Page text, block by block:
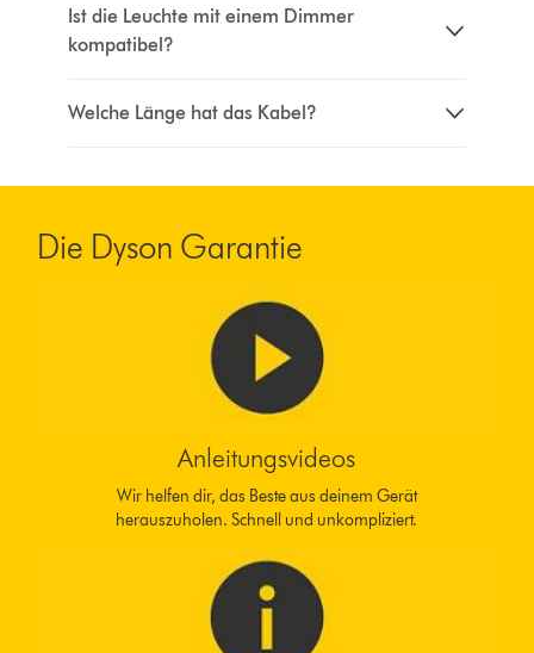
Ist die Leuchte mit einem Dimmer
kompatibel?
Welche Länge hat das Kabel?
Die Dyson Garantie
Anleitungsvideos
Wir helfen dir, das Beste aus deinem Gerät
herauszuholen. Schnell und unkompliziert.